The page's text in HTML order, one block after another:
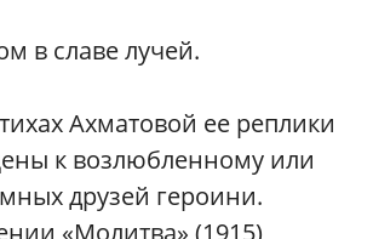
в славе лучей.
Ахматовой ее реплики
к возлюбленному или
друзей героини.